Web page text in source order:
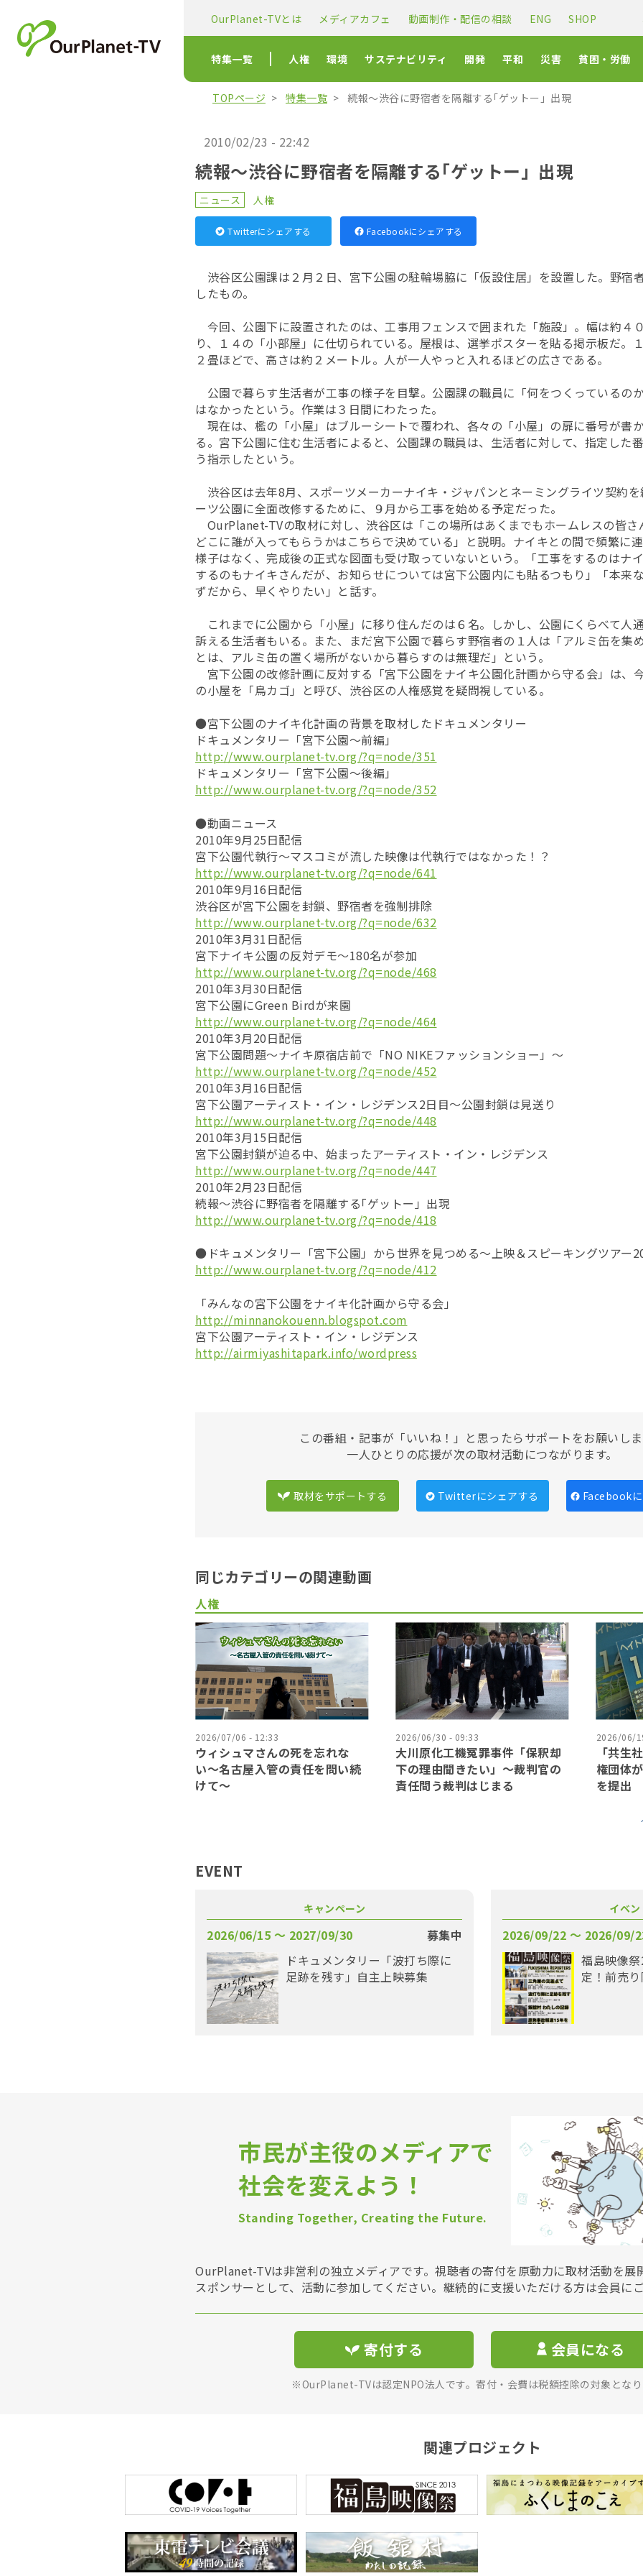
OurPlanet-TVとは メディアカフェ 動画制作・配信の相談 ENG SHOP
特集一覧 人権 環境 サステナビリティ 開発 平和 災害 貧困・労働
TOPページ 特集一覧 続報～渋谷に野宿者を隔離する｢ゲットー」出現
2010/02/23 - 22:42
続報～渋谷に野宿者を隔離する｢ゲットー」出現
ニュース 人権
Twitterにシェアする Facebookにシェアする
渋谷区公園課は２月２日、宮下公園の駐輪場脇に「仮設住居」を設置した。野宿
したもの。
今回、公園下に設置されたのは、工事用フェンスで囲まれた「施設」。幅は約４
り、１４の「小部屋」に仕切られている。屋根は、選挙ポスターを貼る掲示板だ。
２畳ほどで、高さは約２メートル。人が一人やっと入れるほどの広さである。
公園で暮らす生活者が工事の様子を目撃。公園課の職員に「何をつくっているの
はなかったという。作業は３日間にわたった。
現在は、檻の「小屋」はブルーシートで覆われ、各々の「小屋」の扉に番号が書
る。宮下公園に住む生活者によると、公園課の職員は、生活者に対して、指定した
う指示したという。
渋谷区は去年8月、スポーツメーカーナイキ・ジャパンとネーミングライツ契約
ーツ公園に全面改修するために、９月から工事を始める予定だった。
OurPlanet-TVの取材に対し、渋谷区は「この場所はあくまでもホームレスの皆さ
どこに誰が入ってもらうかはこちらで決めている」と説明。ナイキとの間で頻繁に
様子はなく、完成後の正式な図面も受け取っていないという。「工事をするのはナ
するのもナイキさんだが、お知らせについては宮下公園内にも貼るつもり」「本来
ずだから、早くやりたい」と話す。
これまでに公園から「小屋」に移り住んだのは６名。しかし、公園にくらべて人
訴える生活者もいる。また、まだ宮下公園で暮らす野宿者の１人は「アルミ缶を集
とは、アルミ缶の置く場所がないから暮らすのは無理だ」という。
宮下公園の改修計画に反対する「宮下公園をナイキ公園化計画から守る会」は、
の小屋を「鳥カゴ」と呼び、渋谷区の人権感覚を疑問視している。
●宮下公園のナイキ化計画の背景を取材したドキュメンタリー
ドキュメンタリー「宮下公園～前編」
http://www.ourplanet-tv.org/?q=node/351
ドキュメンタリー「宮下公園～後編」
http://www.ourplanet-tv.org/?q=node/352
●動画ニュース
2010年9月25日配信
宮下公園代執行～マスコミが流した映像は代執行ではなかった！？
http://www.ourplanet-tv.org/?q=node/641
2010年9月16日配信
渋谷区が宮下公園を封鎖、野宿者を強制排除
http://www.ourplanet-tv.org/?q=node/632
2010年3月31日配信
宮下ナイキ公園の反対デモ～180名が参加
http://www.ourplanet-tv.org/?q=node/468
2010年3月30日配信
宮下公園にGreen Birdが来園
http://www.ourplanet-tv.org/?q=node/464
2010年3月20日配信
宮下公園問題～ナイキ原宿店前で「NO NIKEファッションショー」～
http://www.ourplanet-tv.org/?q=node/452
2010年3月16日配信
宮下公園アーティスト・イン・レジデンス2日目～公園封鎖は見送り
http://www.ourplanet-tv.org/?q=node/448
2010年3月15日配信
宮下公園封鎖が迫る中、始まったアーティスト・イン・レジデンス
http://www.ourplanet-tv.org/?q=node/447
2010年2月23日配信
続報～渋谷に野宿者を隔離する｢ゲットー」出現
http://www.ourplanet-tv.org/?q=node/418
●ドキュメンタリー「宮下公園」から世界を見つめる～上映＆スピーキングツアー
http://www.ourplanet-tv.org/?q=node/412
「みんなの宮下公園をナイキ化計画から守る会」
http://minnanokouenn.blogspot.com
宮下公園アーティスト・イン・レジデンス
http://airmiyashitapark.info/wordpress
この番組・記事が「いいね！」と思ったらサポートをお願いし
一人ひとりの応援が次の取材活動につながります。
取材をサポートする Twitterにシェアする Facebook
同じカテゴリーの関連動画
人権
2026/07/06 - 12:33
ウィシュマさんの死を忘れな
い〜名古屋入管の責任を問い続
けて〜
2026/06/30 - 09:33
大川原化工機冤罪事件「保釈却
下の理由聞きたい」〜裁判官の
責任問う裁判はじまる
2026/06/
「共生
権団体
を提出
EVENT
キャンペーン
2026/06/15 〜 2027/09/30
募集中
ドキュメンタリー「波打ち際に
足跡を残す」自主上映募集
イベ
2026/09/22 〜 2026/09/
福島映像
定！前売
市民が主役のメディアで
社会を変えよう！
Standing Together, Creating the Future.
OurPlanet-TVは非営利の独立メディアです。視聴者の寄付を原動力に取材活動を展
スポンサーとして、活動に参加してください。継続的に支援いただける方は会員に
寄付する 会員になる
※OurPlanet-TVは認定NPO法人です。寄付・会費は税額控除の対象とな
関連プロジェクト